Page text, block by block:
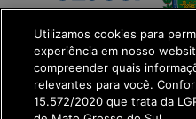
Utilizamos cookies para
experiência em nosso
compreender quais
relevantes para você.
15.572/2020 que trata da